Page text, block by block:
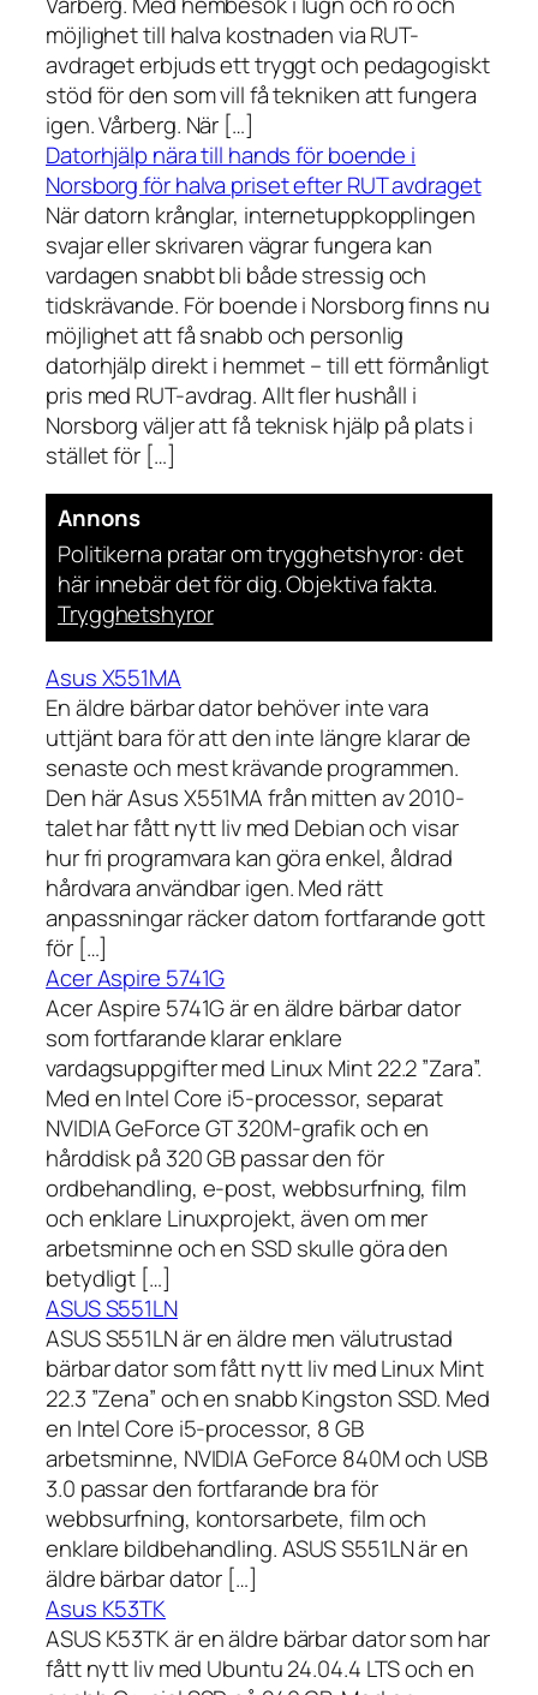
möjlighet till halva kostnaden via RUT-
avdraget erbjuds ett tryggt och pedagogiskt
stöd för den som vill få tekniken att fungera
igen. Vårberg. När […]
Datorhjälp nära till hands för boende i
Norsborg för halva priset efter RUT avdraget
När datorn krånglar, internetuppkopplingen
svajar eller skrivaren vägrar fungera kan
vardagen snabbt bli både stressig och
tidskrävande. För boende i Norsborg finns nu
möjlighet att få snabb och personlig
datorhjälp direkt i hemmet – till ett förmånligt
pris med RUT-avdrag. Allt fler hushåll i
Norsborg väljer att få teknisk hjälp på plats i
stället för […]
Annons
Politikerna pratar om trygghetshyror: det
här innebär det för dig. Objektiva fakta.
Trygghetshyror
Asus X551MA
En äldre bärbar dator behöver inte vara
uttjänt bara för att den inte längre klarar de
senaste och mest krävande programmen.
Den här Asus X551MA från mitten av 2010-
talet har fått nytt liv med Debian och visar
hur fri programvara kan göra enkel, åldrad
hårdvara användbar igen. Med rätt
anpassningar räcker datorn fortfarande gott
för […]
Acer Aspire 5741G
Acer Aspire 5741G är en äldre bärbar dator
som fortfarande klarar enklare
vardagsuppgifter med Linux Mint 22.2 ”Zara”.
Med en Intel Core i5-processor, separat
NVIDIA GeForce GT 320M-grafik och en
hårddisk på 320 GB passar den för
ordbehandling, e-post, webbsurfning, film
och enklare Linuxprojekt, även om mer
arbetsminne och en SSD skulle göra den
betydligt […]
ASUS S551LN
ASUS S551LN är en äldre men välutrustad
bärbar dator som fått nytt liv med Linux Mint
22.3 ”Zena” och en snabb Kingston SSD. Med
en Intel Core i5-processor, 8 GB
arbetsminne, NVIDIA GeForce 840M och USB
3.0 passar den fortfarande bra för
webbsurfning, kontorsarbete, film och
enklare bildbehandling. ASUS S551LN är en
äldre bärbar dator […]
Asus K53TK
ASUS K53TK är en äldre bärbar dator som har
fått nytt liv med Ubuntu 24.04.4 LTS och en